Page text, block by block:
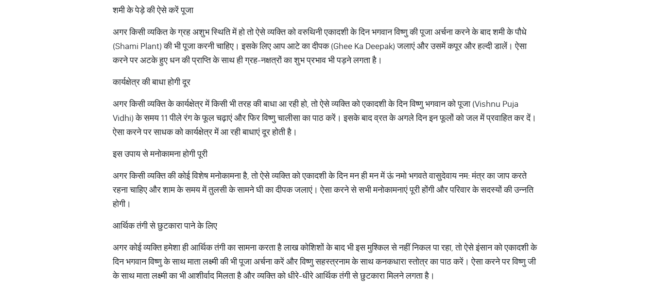
शमी के पेड़े की ऐसे करें पूजा
अगर किसी व्यकित के ग्रह अशुभ स्थिति में हो तो ऐसे व्यक्ति को वरुथिनी एकादशी के दिन भगवान विष्णु की पूजा अर्चना करने के बाद शमी के पौधे
(Shami Plant) की भी पूजा करनी चाहिए। इसके लिए आप आटे का दीपक (Ghee Ka Deepak) जलाएं और उसमें कपूर और हल्दी डालें। ऐसा
करने पर अटके हुए धन की प्राप्ति के साथ ही ग्रह-नक्षत्रों का शुभ प्रभाव भी पड़ने लगता है।
कार्यक्षेत्र की बाधा होगी दूर
अगर किसी व्यक्ति के कार्यक्षेत्र में किसी भी तरह की बाधा आ रही हो, तो ऐसे व्यक्ति को एकादशी के दिन विष्णु भगवान को पूजा (Vishnu Puja
Vidhi) के समय 11 पीले रंग के फूल चढ़ाएं और फिर विष्णु चालीसा का पाठ करें। इसके बाद व्रत के अगले दिन इन फूलों को जल में प्रवाहित कर दें।
ऐसा करने पर साधक को कार्यक्षेत्र में आ रही बाधाएं दूर होती है।
इस उपाय से मनोकामना होगी पूरी
अगर किसी व्यक्ति की कोई विशेष मनोकामना है, तो ऐसे व्यक्ति को एकादशी के दिन मन ही मन में ऊं नमो भगवते वासुदेवाय नम: मंत्र का जाप करते
रहना चाहिए और शाम के समय में तुलसी के सामने घी का दीपक जलाएं। ऐसा करने से सभी मनोकामनाएं पूरी होंगी और परिवार के सदस्यों की उन्नति
होगी।
आर्थिक तंगी से छुटकारा पाने के लिए
अगर कोई व्यक्ति हमेशा ही आर्थिक तंगी का सामना करता है लाख कोशिशों के बाद भी इस मुश्किल से नहीं निकल पा रहा, तो ऐसे इंसान को एकादशी के
दिन भगवान विष्णु के साथ माता लक्ष्मी की भी पूजा अर्चना करें और विष्णु सहस्त्रनाम के साथ कनकधारा स्तोत्र का पाठ करें। ऐसा करने पर विष्णु जी
के साथ माता लक्ष्मी का भी आशीर्वाद मिलता है और व्यक्ति को धीरे-धीरे आर्थिक तंगी से छुटकारा मिलने लगता है।